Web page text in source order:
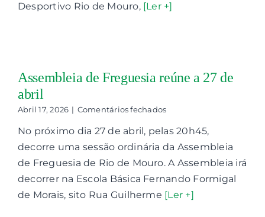
Desportivo Rio de Mouro, [Ler +]
Assembleia de Freguesia reúne a 27 de
abril
Abril 17, 2026 | Comentários fechadosem
de
Freguesia
a
27
abril
No próximo dia 27 de abril, pelas 20h45,
decorre uma sessão ordinária da Assembleia
de Freguesia de Rio de Mouro. A Assembleia irá
decorrer na Escola Básica Fernando Formigal
de Morais, sito Rua Guilherme [Ler +]